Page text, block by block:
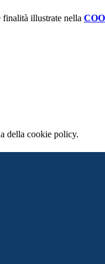
illustrate nella
della cookie policy.